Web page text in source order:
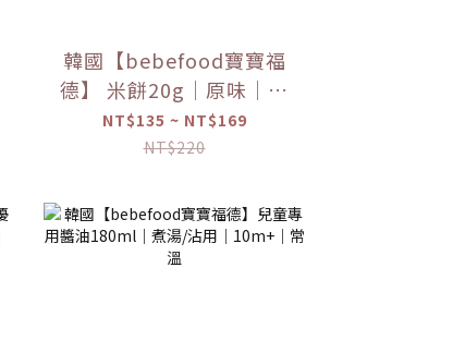
韓國【bebefood寶寶福
德】 米餅20g｜原味｜蘋
果｜梨｜紅薯｜南瓜｜
6m+｜常溫
NT$135 ~ NT$169
NT$220